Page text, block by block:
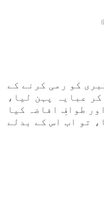
کو رمی کرنے کے
عبایہ پہن لیا،
طوافِ افاضہ کیا
تو اب اس کے بدلے